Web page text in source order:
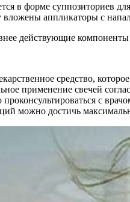
в форме суппозиториев
аппликаторы с
действующие
средство,
применение свечей
с
можно достичь